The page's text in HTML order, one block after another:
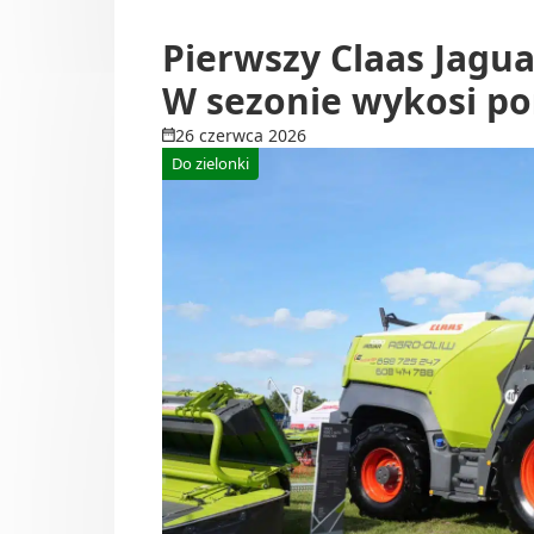
Ze
Pierwszy Claas
W sezonie wykosi
26 czerwca 2026
Do zielonki